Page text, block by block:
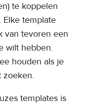
te koppelen
Elke template
van tevoren een
wilt hebben.
houden als je
zoeken.
templates is